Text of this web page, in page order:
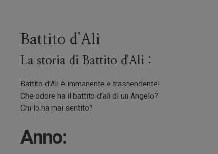
Battito d'Ali
La storia di Battito d'Ali :
Battito d'Ali è immanente e trascendente!
Che odore ha il battito d'ali di un Angelo?
Chi lo ha mai sentito?
Anno: